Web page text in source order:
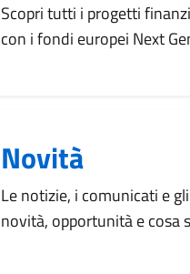
Scopri tutti i progetti
con i fondi europei Next
Novità
Le notizie, i comunicati e
novità, opportunità e cosa